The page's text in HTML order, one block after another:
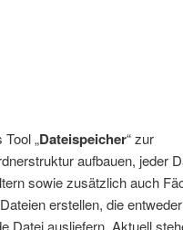
„Dateispeicher“ zur
aufbauen, jeder
sowie zusätzlich auch
erstellen, die
Datei ausliefern. Aktuell